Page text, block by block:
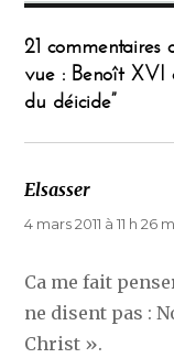
21 commentaires
vue : Benoît XVI
du déicide”
Elsasser
4 mars 2011 à 11 h 26
Ca me fait
ne disent pas :
Christ ».